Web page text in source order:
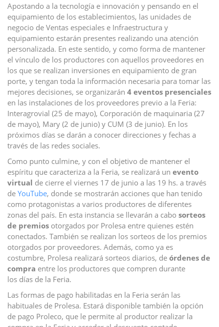
Apostando a la tecnología e innovación y pensando en el
equipamiento de los establecimientos, las unidades de
negocio de Ventas especiales e Infraestructura y
equipamiento estarán presentes realizando una atención
personalizada. En este sentido, y como forma de mantener
el vínculo de los productores con aquellos proveedores en
los que se realizan inversiones en equipamiento de gran
porte, y tengan toda la información necesaria para tomar las
mejores decisiones, se organizarán 4 eventos presenciales
en las instalaciones de los proveedores previo a la Feria:
Interagrovial (25 de mayo), Corporación de maquinaria (27
de mayo), Mary (2 de junio) y CUM (3 de junio). En los
próximos días se darán a conocer direcciones y fechas a
través de las redes sociales.
Como punto culmine, y con el objetivo de mantener el
espíritu que caracteriza a la Feria, se realizará un evento
virtual de cierre el viernes 17 de junio a las 19 hs. a través
de YouTube, donde se mostrarán acciones que han tenido
como protagonistas a varios productores de diferentes
zonas del país. En esta instancia se llevarán a cabo sorteos
de premios otorgados por Prolesa entre quienes estén
conectados. También se realizan los sorteos de los premios
otorgados por proveedores. Además, como ya es
costumbre, Prolesa realizará sorteos diarios, de órdenes de
compra entre los productores que compren durante
los días de la Feria.
Las formas de pago habilitadas en la Feria serán las
habituales de Prolesa. Estará disponible también la opción
de pago Proleco, que le permite al productor realizar la